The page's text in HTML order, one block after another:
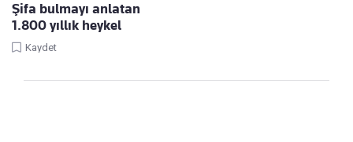
Şifa bulmayı anlatan
1.800 yıllık heykel
Kaydet